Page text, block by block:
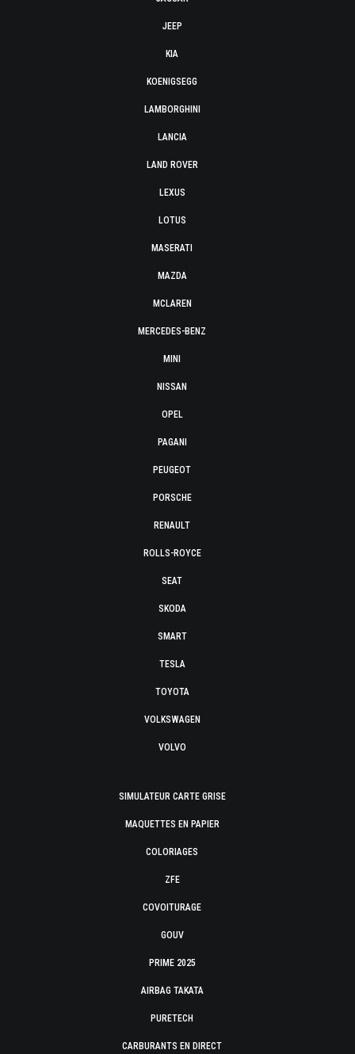
JEEP
KIA
KOENIGSEGG
LAMBORGHINI
LANCIA
LAND ROVER
LEXUS
LOTUS
MASERATI
MAZDA
MCLAREN
MERCEDES-BENZ
MINI
NISSAN
OPEL
PAGANI
PEUGEOT
PORSCHE
RENAULT
ROLLS-ROYCE
SEAT
SKODA
SMART
TESLA
TOYOTA
VOLKSWAGEN
VOLVO
SIMULATEUR CARTE GRISE
MAQUETTES EN PAPIER
COLORIAGES
ZFE
COVOITURAGE
GOUV
PRIME 2025
AIRBAG TAKATA
PURETECH
CARBURANTS EN DIRECT